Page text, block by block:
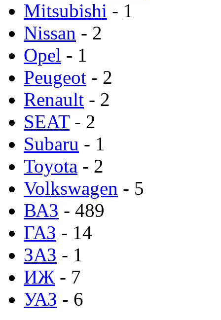
Mitsubishi - 1
Nissan - 2
Opel - 1
Peugeot - 2
Renault - 2
SEAT- 2
Subaru - 1
Toyota - 2
Volkswagen - 5
ВАЗ - 489
ГАЗ - 14
ЗАЗ - 1
ИЖ - 7
УАЗ - 6